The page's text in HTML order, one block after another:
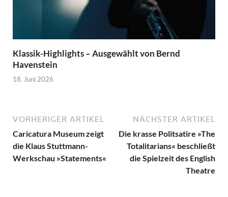
Klassik-Highlights – Ausgewählt von Bernd
Havenstein
18. Juni 2026
VORHERIGER ARTIKEL
Caricatura Museum zeigt
die Klaus Stuttmann-
Werkschau »Statements«
NÄCHSTER ARTIKEL
Die krasse Politsatire »The
Totalitarians« beschließt
die Spielzeit des English
Theatre